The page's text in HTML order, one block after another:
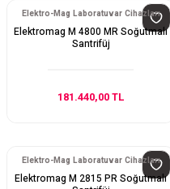
Elektro-Mag Laboratuvar Cihazları
Elektromag M 4800 MR Soğutmalı
Santrifüj
181.440,00 TL
Elektro-Mag Laboratuvar Cihazları
Elektromag M 2815 PR Soğutmalı